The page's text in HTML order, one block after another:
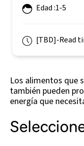
Edad :1-5
[TBD]-Read
Los alimentos que
también pueden
energía que